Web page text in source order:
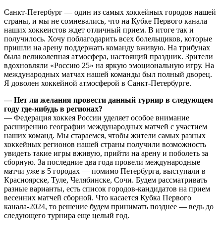
Санкт-Петербург — один из самых хоккейных городов нашей
страны, и мы не сомневались, что на Кубке Первого канала
наших хоккеистов ждет отличный прием. В итоге так и
получилось. Хочу поблагодарить всех болельщиков, которые
пришли на арену поддержать команду вживую. На трибунах
была великолепная атмосфера, настоящий праздник. Зрители
вдохновляли «Россию 25» на яркую эмоциональную игру. На
международных матчах нашей команды был полный дворец.
Я доволен хоккейной атмосферой в Санкт-Петербурге.
— Нет ли желания провести данный турнир в следующем
году где-нибудь в регионах?
— Федерация хоккея России уделяет особое внимание
расширению географии международных матчей с участием
наших команд. Мы стараемся, чтобы жители самых разных
хоккейных регионов нашей страны получили возможность
увидеть такие игры вживую, прийти на арену и поболеть за
сборную. За последние два года провели международные
матчи уже в 5 городах — помимо Петербурга, выступали в
Красноярске, Туле, Челябинске, Сочи. Будем рассматривать
разные варианты, есть список городов-кандидатов на прием
весенних матчей сборной. Что касается Кубка Первого
канала-2024, то решение будем принимать позднее — ведь до
следующего турнира еще целый год.